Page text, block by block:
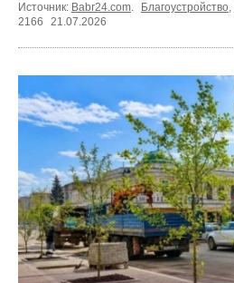
Источник: Babr24.com. Благоустройство,
2166
21.07.2026